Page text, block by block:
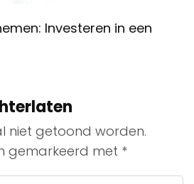
Investeren in een
niet getoond worden.
gemarkeerd met *